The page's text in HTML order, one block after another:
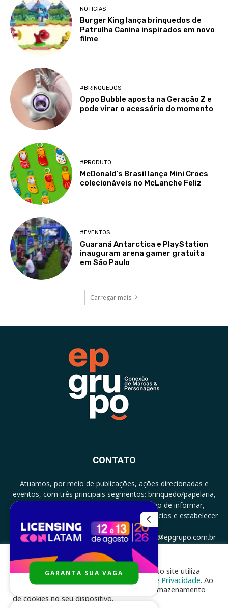
NOTICIAS
Burger King lança brinquedos de
Patrulha Canina inspirados em novo
filme
#BRINQUEDOS
Oppo Bubble aposta na Geração Z e
pode virar o acessório do momento
#PRODUTO
McDonald’s Brasil lança Mini Crocs
colecionáveis no McLanche Feliz
#EVENTOS
Guaraná Antarctica e PlayStation
inauguram arena gamer gratuita
em São Paulo
Carregar mais
CONTATO
Atuamos, por meio de publicações, ações direcionadas e
eventos, com três principais segmentos: brinquedo/papelaria,
licenciamento e zero a três com a missão de informar,
documentar, proporcionar encontro de negócios e estabelecer
parcerias.
CONTATO: +5511994513097 - atendimento@epgrupo.com.br
SIGA-NOS
Para melhor experiência e navegação, nosso site utiliza
cookies, de acordo com a nossa
Política de Privacidade. Ao
clicar em “aceito”, você concorda com o armazenamento
de cookies no seu dispositivo.
GARANTA SUA VAGA